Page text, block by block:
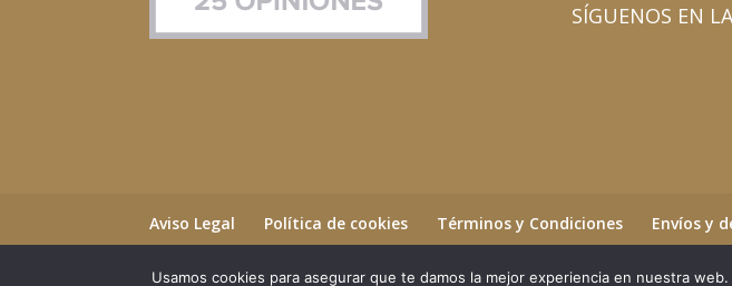
SÍGUENOS EN
Aviso Legal Política de cookies Términos y Condiciones Envíos y
Usamos cookies para asegurar que te damos la mejor experiencia en nuestra